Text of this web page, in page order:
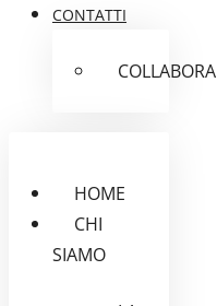
CONTATTI
COLLABORA
HOME
CHI
SIAMO